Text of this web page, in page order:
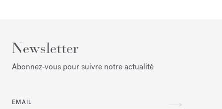
Newsletter
Abonnez‑vous pour suivre notre actualité
EMAIL